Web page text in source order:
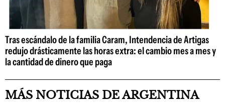
Tras escándalo de la familia Caram, Intendencia de Artigas
redujo drásticamente las horas extra: el cambio mes a mes y
la cantidad de dinero que paga
MÁS NOTICIAS DE ARGENTINA